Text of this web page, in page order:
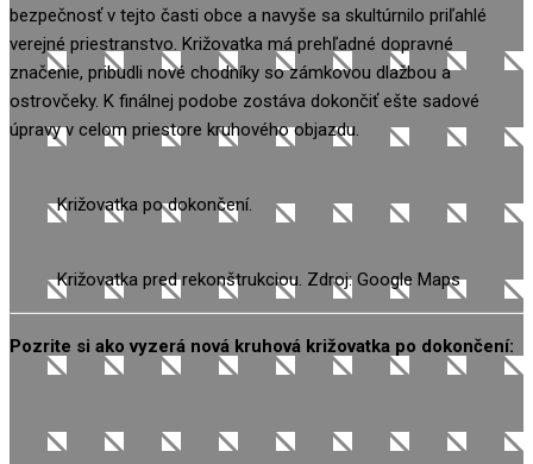
bezpečnosť v tejto časti obce a navyše sa skultúrnilo priľahlé
verejné priestranstvo. Križovatka má prehľadné dopravné
značenie, pribudli nové chodníky so zámkovou dlažbou a
ostrovčeky. K finálnej podobe zostáva dokončiť ešte sadové
úpravy v celom priestore kruhového objazdu.
Križovatka po dokončení.
Križovatka pred rekonštrukciou. Zdroj: Google Maps
Pozrite si ako vyzerá nová kruhová križovatka po dokončení: